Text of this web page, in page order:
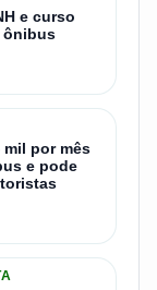
e curso
ônibus
mil por mês
e pode